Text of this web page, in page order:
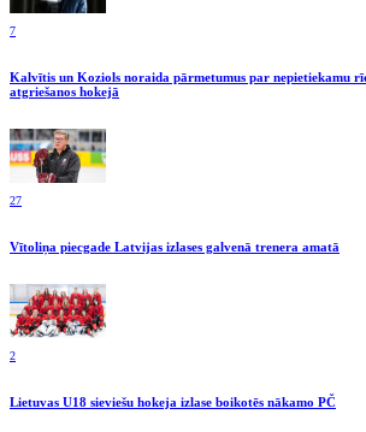
7
Kalvītis un Koziols noraida pārmetumus par nepietiekamu
atgriešanos hokejā
27
Vītoliņa piecgade Latvijas izlases galvenā trenera amatā
2
Lietuvas U18 sieviešu hokeja izlase boikotēs nākamo PČ